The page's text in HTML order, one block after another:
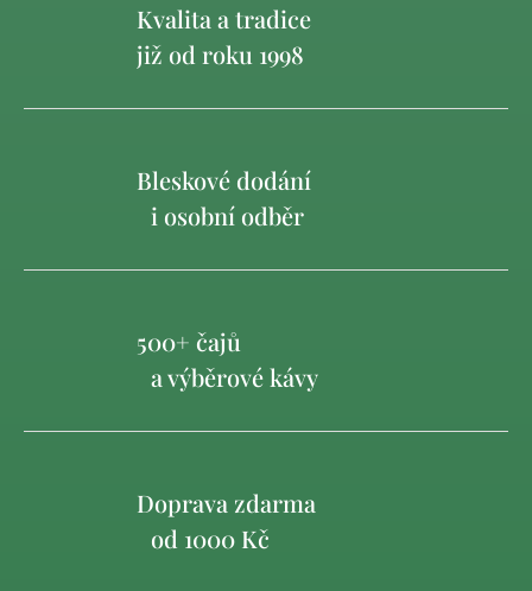
Kvalita a tradice
již od roku 1998
Bleskové dodání
i osobní odběr
500+ čajů
a výběrové kávy
Doprava zdarma
od 1000 Kč